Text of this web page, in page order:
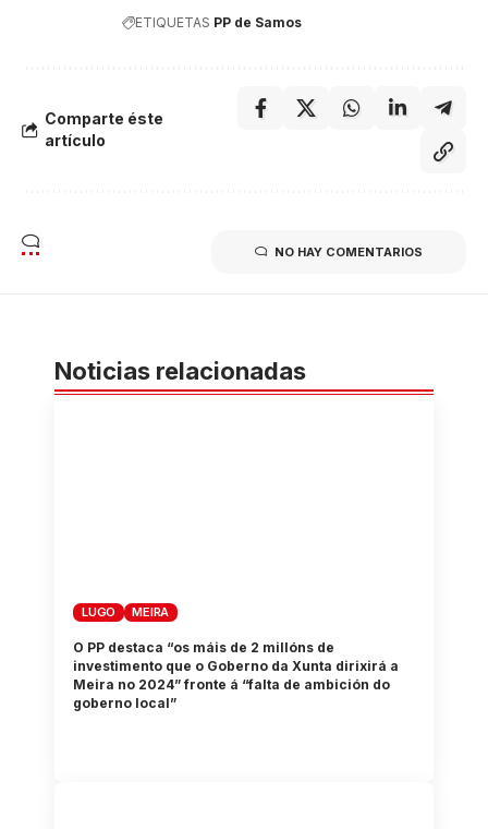
ETIQUETAS PP de Samos
Comparte éste
artículo
NO HAY COMENTARIOS
Noticias relacionadas
LUGO MEIRA
O PP destaca “os máis de 2 millóns de
investimento que o Goberno da Xunta dirixirá a
Meira no 2024” fronte á “falta de ambición do
goberno local”